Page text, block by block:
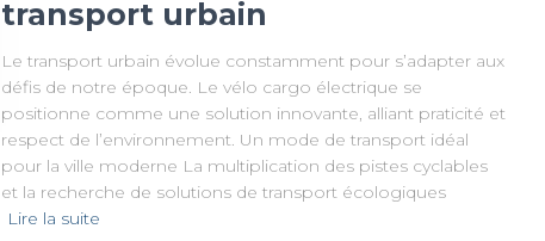
transport urbain
Le transport urbain évolue constamment pour s’adapter aux
défis de notre époque. Le vélo cargo électrique se
positionne comme une solution innovante, alliant praticité et
respect de l’environnement. Un mode de transport idéal
pour la ville moderne La multiplication des pistes cyclables
et la recherche de solutions de transport écologiques
Lire la suite